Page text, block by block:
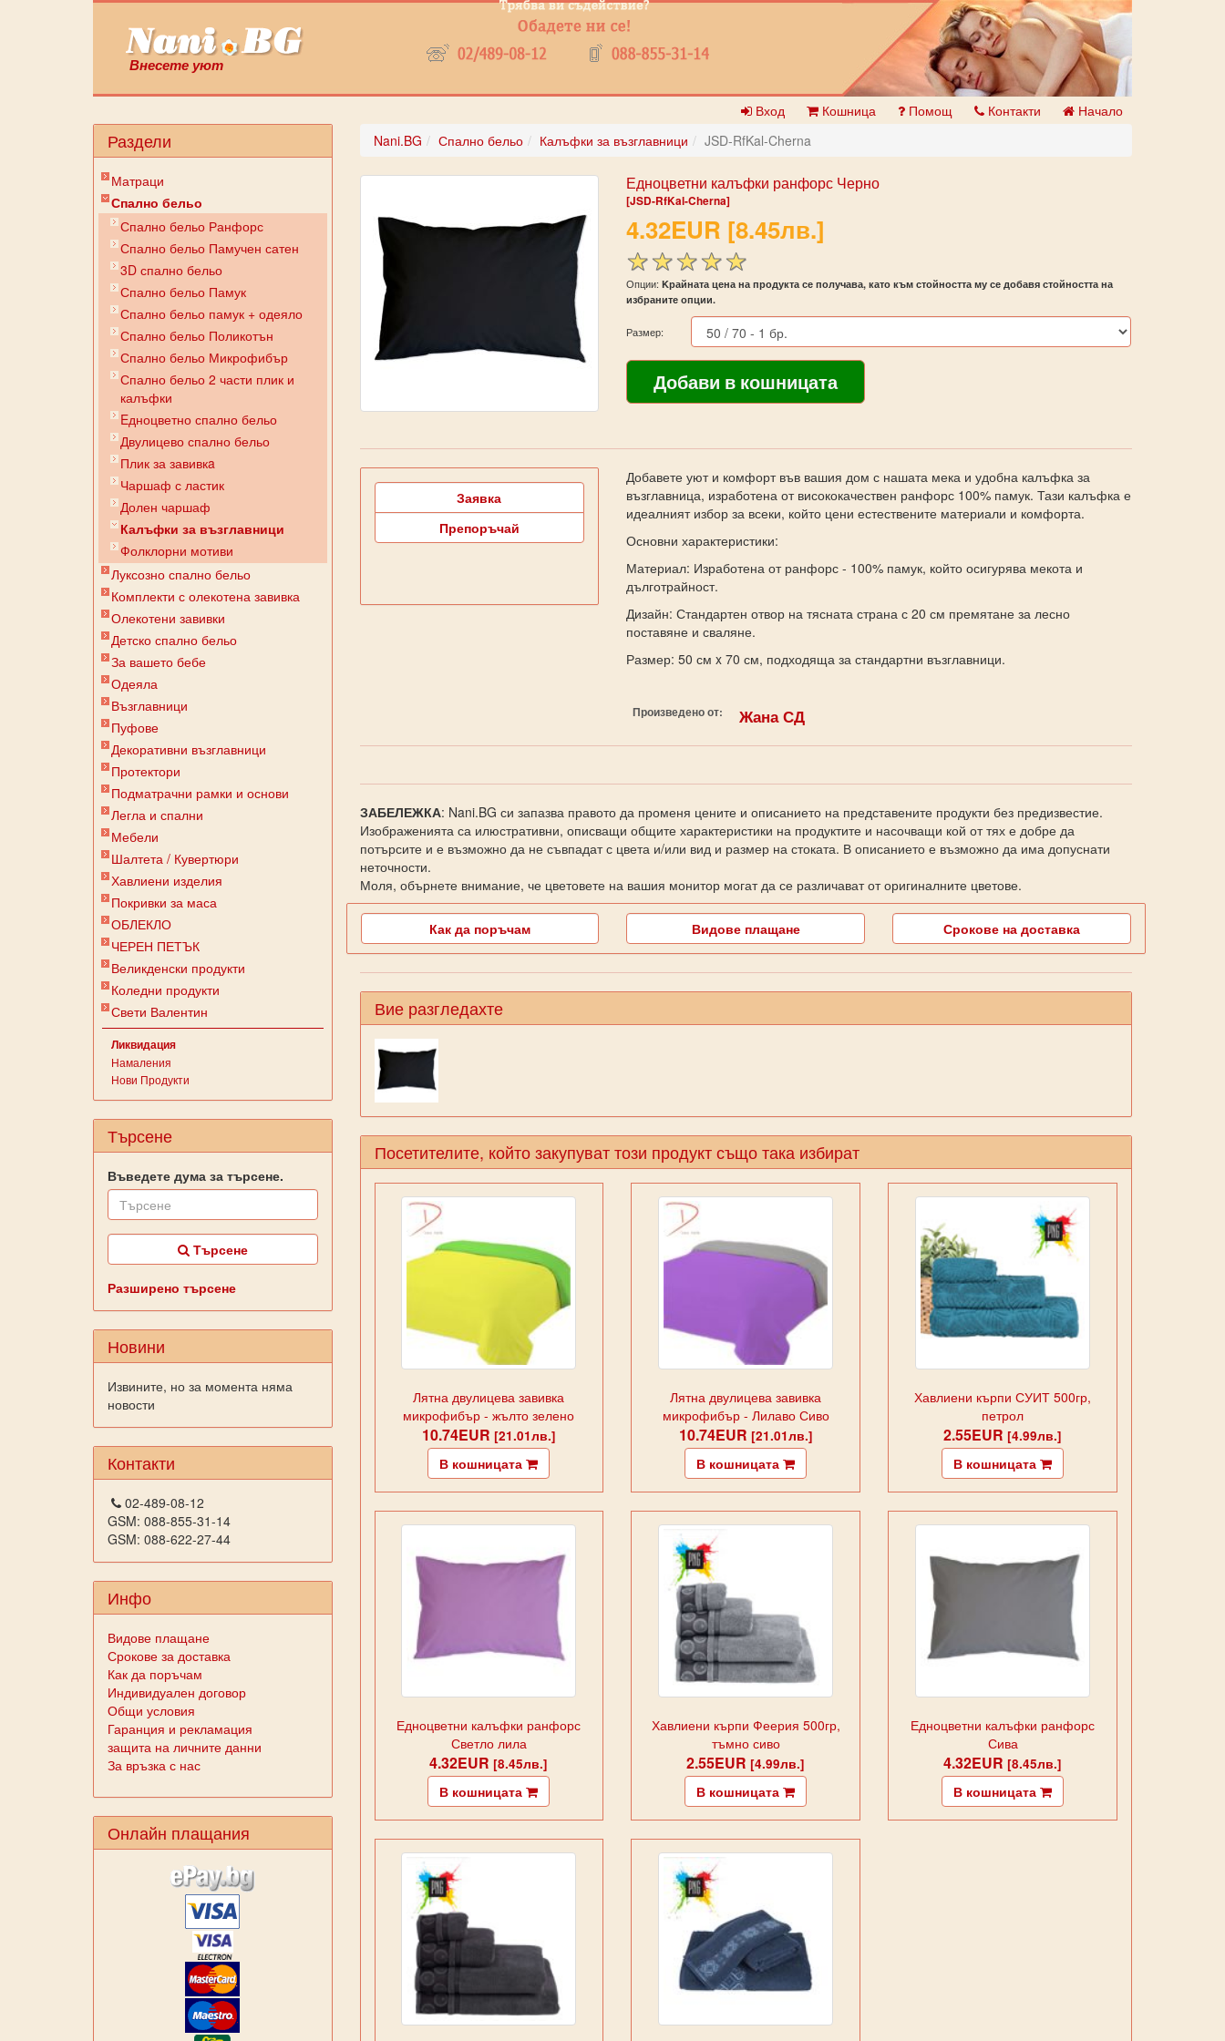
Внесете уют
Вход Кошница Помощ Контакти Начало
Раздели
Матраци
Спално бельо
Спално бельо Ранфорс
Спално бельо Памучен сатен
3D спално бельо
Спално бельо Памук
Спално бельо памук + одеяло
Спално бельо Поликотън
Спално бельо Микрофибър
Спално бельо 2 части плик и
калъфки
Eдноцветно спално бельо
Двулицево спално бельо
Плик за завивкa
Чаршаф с ластик
Долен чаршаф
Калъфки за възглавници
Фолклорни мотиви
Луксозно спално бельо
Комплекти с олекотена завивка
Олекотени завивки
Детско спално бельо
За вашето бебе
Одеяла
Възглавници
Пуфове
Декоративни възглавници
Протектори
Подматрачни рамки и основи
Легла и спални
Мебели
Шалтета / Кувертюри
Хавлиени изделия
Покривки за маса
ОБЛЕКЛО
ЧЕРЕН ПЕТЪК
Великденски продукти
Коледни продукти
Свети Валентин
Ликвидация
Намаления
Нови Продукти
Търсене
Въведете дума за търсене.
Търсене
Разширено търсене
Новини
Извините, но за момента няма
новости
Контакти
02-489-08-12
GSM: 088-855-31-14
GSM: 088-622-27-44
Инфо
Видове плащане
Срокове за доставка
Как да поръчам
Индивидуален договор
Общи условия
Гаранция и рекламация
защита на личните данни
За връзка с нас
Онлайн плащания
Nani.BG Спално бельо Калъфки за възглавници JSD-RfKal-Cherna
Едноцветни калъфки ранфорс Черно
[JSD-RfKal-Cherna]
4.32EUR [8.45лв.]
Опции: Kрайната цена на продукта се получава, като към стойността му се добавя стойността на
избраните опции.
Размер:
Заявка
Препоръчай
Добавете уют и комфорт във вашия дом с нашата мека и удобна калъфка за
възглавница, изработена от висококачествен ранфорс 100% памук. Тази калъфка е
идеалният избор за всеки, който цени естествените материали и комфорта.
Основни характеристики:
Материал: Изработена от ранфорс - 100% памук, който осигурява мекота и
дълготрайност.
Дизайн: Стандартен отвор на тясната страна с 20 см премятане за лесно
поставяне и сваляне.
Размер: 50 см x 70 см, подходяща за стандартни възглавници.
Произведено от: Жана СД
ЗАБЕЛЕЖКА: Nani.BG си запазва правото да променя цените и описанието на представените продукти без предизвестие.
Изображенията са илюстративни, описващи общите характеристики на продуктите и насочващи кой от тях е добре да
потърсите и е възможно да не съвпадат с цвета и/или вид и размер на стоката. В описанието е възможно да има допуснати
неточности.
Моля, обърнете внимание, че цветовете на вашия монитор могат да се различават от оригиналните цветове.
Как да поръчам Видове плащане Срокове на доставка
Вие разгледахте
Посетителите, който закупуват този продукт също така избират
Лятна двулицева завивка
микрофибър - жълто зелено
10.74EUR [21.01лв.]
В кошницата
Лятна двулицева завивка
микрофибър - Лилаво Сиво
10.74EUR [21.01лв.]
В кошницата
Хавлиени кърпи СУИТ 500гр,
петрол
2.55EUR[4.99лв.]
В кошницата
Едноцветни калъфки ранфорс
Светло лила
4.32EUR[8.45лв.]
В кошницата
Хавлиени кърпи Феерия 500гр,
тъмно сиво
2.55EUR[4.99лв.]
В кошницата
Едноцветни калъфки ранфорс
Сива
4.32EUR[8.45лв.]
В кошницата